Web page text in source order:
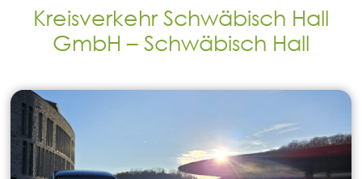
Kreisverkehr Schwäbisch Hall
GmbH – Schwäbisch Hall